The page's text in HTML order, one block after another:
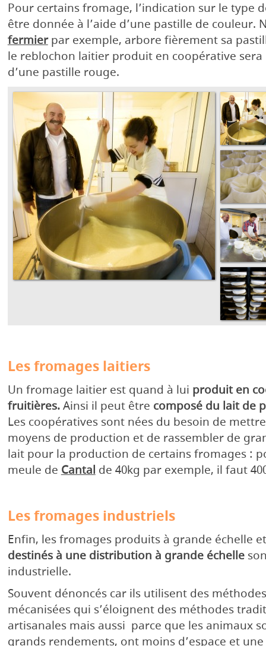
Pour certains fromage, l’indication sur le type
être donnée à l’aide d’une pastille de couleur.
fermier par exemple, arbore fièrement sa
le reblochon laitier produit en coopérative
d’une pastille rouge.
Les fromages laitiers
Un fromage laitier est quand à lui produit en
fruitières.Ainsi il peut être composé du lait de
Les coopératives sont nées du besoin de
moyens de production et de rassembler de
lait pour la production de certains fromages :
meule de Cantalde 40kg par exemple, il faut
Les fromages industriels
Enfin, les fromages produits à grande échelle
destinés à une distribution à grande échelle
industrielle.
Souvent dénoncés car ils utilisent des
mécanisées qui s’éloignent des méthodes
artisanales mais aussi parce que les animaux
grands rendements, ont moins d’espace et